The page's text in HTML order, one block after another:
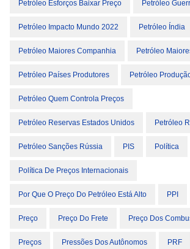
Petróleo Esforços Baixar Preço Petróleo
Petróleo Impacto Mundo 2022 Petróleo Índia
Petróleo Maiores Companhia Petróleo
Petróleo Países Produtores Petróleo
Petróleo Quem Controla Preços
Petróleo Reservas Estados Unidos Petróleo
Petróleo Sanções Rússia PIS Política
Política De Preços Internacionais
Por Que O Preço Do Petróleo Está Alto PPI
Preço Preço Do Frete Preço Dos
Preços Pressões Dos Autônomos PRF